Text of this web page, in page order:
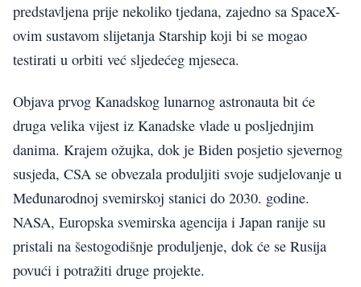
predstavljena prije nekoliko tjedana, zajedno sa SpaceX-
ovim sustavom slijetanja Starship koji bi se mogao
testirati u orbiti već sljedećeg mjeseca.
Objava prvog Kanadskog lunarnog astronauta bit će
druga velika vijest iz Kanadske vlade u posljednjim
danima. Krajem ožujka, dok je Biden posjetio sjevernog
susjeda, CSA se obvezala produljiti svoje sudjelovanje u
Međunarodnoj svemirskoj stanici do 2030. godine.
NASA, Europska svemirska agencija i Japan ranije su
pristali na šestogodišnje produljenje, dok će se Rusija
povući i potražiti druge projekte.